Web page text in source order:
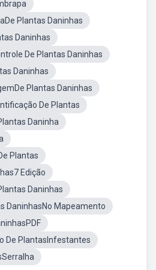
Plantas Daninhas
Daninhas
De Plantas Daninhas
Daninhas
Plantas Daninhas
De Plantas
Daninha
Plantas
Edição
Daninhas
DaninhasNo Mapeamento
De PlantasInfestantes